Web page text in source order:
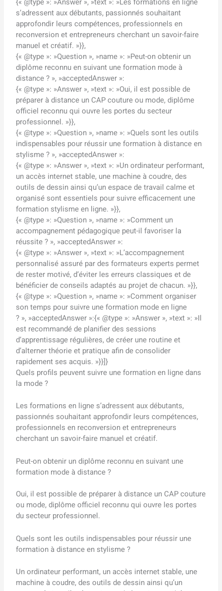
s’adressent aux débutants, passionnés souhaitant
approfondir leurs compétences, professionnels en
reconversion et entrepreneurs cherchant un savoir-faire
manuel et créatif. »}},
{« @type »: »Question », »name »: »Peut-on obtenir un
diplôme reconnu en suivant une formation mode à
distance ? », »acceptedAnswer »:
{« @type »: »Answer », »text »: »Oui, il est possible de
préparer à distance un CAP couture ou mode, diplôme
officiel reconnu qui ouvre les portes du secteur
professionnel. »}},
{« @type »: »Question », »name »: »Quels sont les outils
indispensables pour réussir une formation à distance en
stylisme ? », »acceptedAnswer »:
{« @type »: »Answer », »text »: »Un ordinateur performant,
un accès internet stable, une machine à coudre, des
outils de dessin ainsi qu’un espace de travail calme et
organisé sont essentiels pour suivre efficacement une
formation stylisme en ligne. »}},
{« @type »: »Question », »name »: »Comment un
accompagnement pédagogique peut-il favoriser la
réussite ? », »acceptedAnswer »:
{« @type »: »Answer », »text »: »L’accompagnement
personnalisé assuré par des formateurs experts permet
de rester motivé, d’éviter les erreurs classiques et de
bénéficier de conseils adaptés au projet de chacun. »}},
{« @type »: »Question », »name »: »Comment organiser
son temps pour suivre une formation mode en ligne
? », »acceptedAnswer »:{« @type »: »Answer », »text »: »Il
est recommandé de planifier des sessions
d’apprentissage régulières, de créer une routine et
d’alterner théorie et pratique afin de consolider
rapidement ses acquis. »}}]}
Quels profils peuvent suivre une formation en ligne dans
la mode ?
Les formations en ligne s’adressent aux débutants,
passionnés souhaitant approfondir leurs compétences,
professionnels en reconversion et entrepreneurs
cherchant un savoir-faire manuel et créatif.
Peut-on obtenir un diplôme reconnu en suivant une
formation mode à distance ?
Oui, il est possible de préparer à distance un CAP couture
ou mode, diplôme officiel reconnu qui ouvre les portes
du secteur professionnel.
Quels sont les outils indispensables pour réussir une
formation à distance en stylisme ?
Un ordinateur performant, un accès internet stable, une
machine à coudre, des outils de dessin ainsi qu’un